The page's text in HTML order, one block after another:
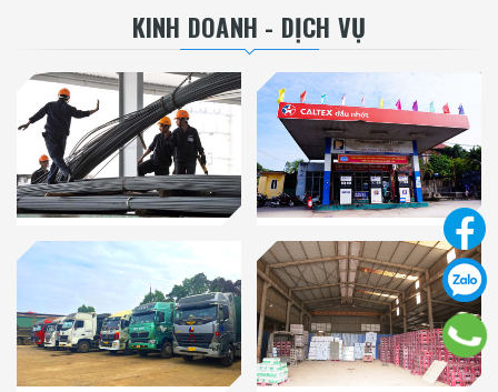
KINH DOANH - DỊCH VỤ